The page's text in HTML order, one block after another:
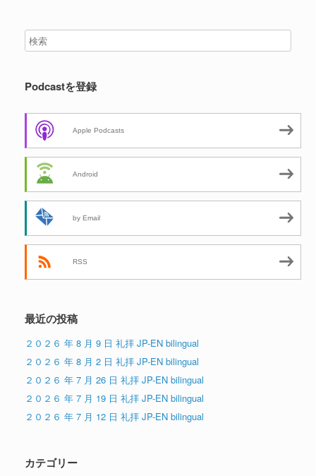
Podcastを登録
Apple Podcasts
Android
by Email
RSS
最近の投稿
２０２６ 年 8 月 9 日 礼拝 JP-EN bilingual
２０２６ 年 8 月 2 日 礼拝 JP-EN bilingual
２０２６ 年 7 月 26 日 礼拝 JP-EN bilingual
２０２６ 年 7 月 19 日 礼拝 JP-EN bilingual
２０２６ 年 7 月 12 日 礼拝 JP-EN bilingual
カテゴリー